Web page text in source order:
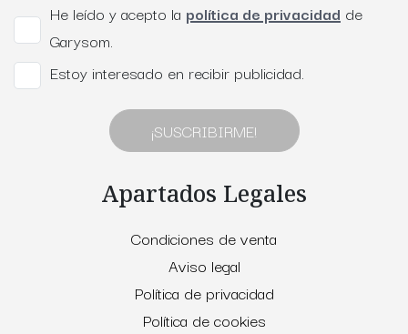
He leído y acepto la política de privacidad de
Garysom.
Estoy interesado en recibir publicidad.
¡SUSCRIBIRME!
Apartados Legales
Condiciones de venta
Aviso legal
Política de privacidad
Política de cookies